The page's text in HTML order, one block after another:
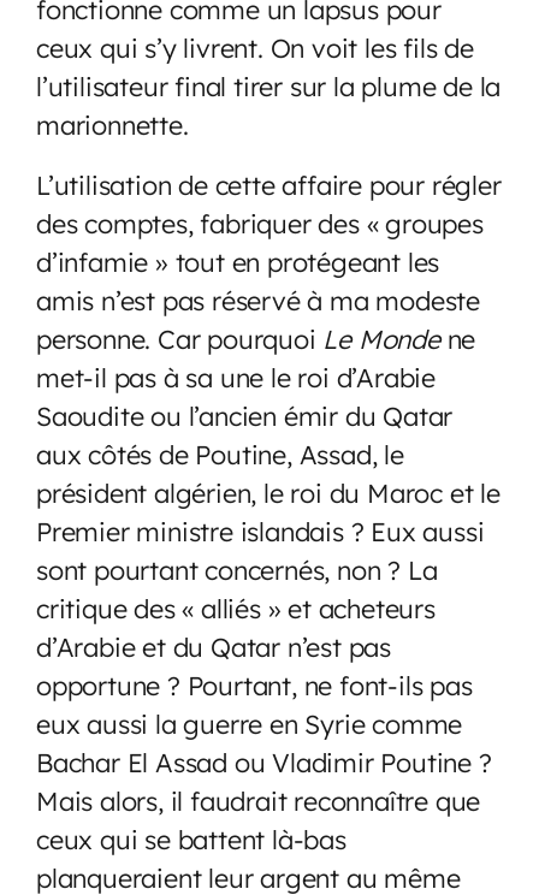
fonctionne comme un lapsus pour
ceux qui s’y livrent. On voit les fils de
l’utilisateur final tirer sur la plume de la
marionnette.
L’utilisation de cette affaire pour régler
des comptes, fabriquer des « groupes
d’infamie » tout en protégeant les
amis n’est pas réservé à ma modeste
personne. Car pourquoi Le Mondene
met-il pas à sa une le roi d’Arabie
Saoudite ou l’ancien émir du Qatar
aux côtés de Poutine, Assad, le
président algérien, le roi du Maroc et le
Premier ministre islandais ? Eux aussi
sont pourtant concernés, non ? La
critique des « alliés » et acheteurs
d’Arabie et du Qatar n’est pas
opportune ? Pourtant, ne font-ils pas
eux aussi la guerre en Syrie comme
Bachar El Assad ou Vladimir Poutine ?
Mais alors, il faudrait reconnaître que
ceux qui se battent là-bas
planqueraient leur argent au même